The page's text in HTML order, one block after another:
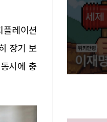
레이션
장기 보
시에 충